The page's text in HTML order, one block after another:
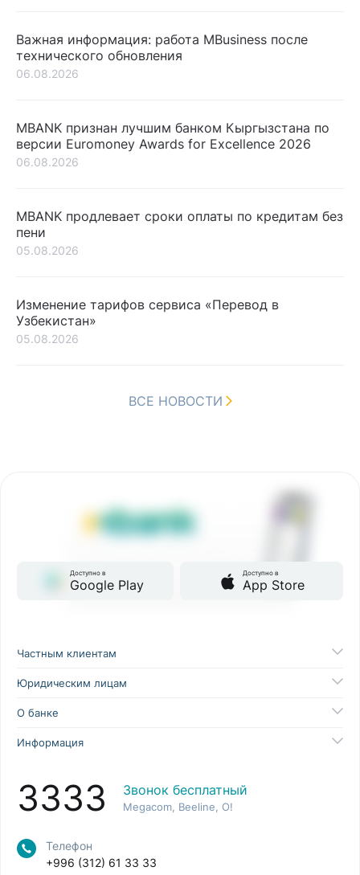
Важная информация: работа MBusiness после
технического обновления
06.08.2026
MBANK признан лучшим банком Кыргызстана по
версии Euromoney Awards for Excellence 2026
06.08.2026
MBANK продлевает сроки оплаты по кредитам без
пени
05.08.2026
Изменение тарифов сервиса «Перевод в
Узбекистан»
05.08.2026
ВСЕ НОВОСТИ
Доступно в
Google Play
Доступно в
App Store
Частным клиентам
Юридическим лицам
О банке
Информация
3333 Звонок бесплатный
Megacom, Beeline, O!
Телефон
+996 (312) 61 33 33